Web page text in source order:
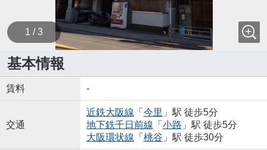
1 / 3
基本情報
賃料 -
交通
近鉄大阪線 「 今里 」駅 徒歩5分
地下鉄千日前線 「 小路 」駅 徒歩5分
大阪環状線 「 桃谷 」駅 徒歩30分